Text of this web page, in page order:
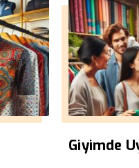
Giyimde